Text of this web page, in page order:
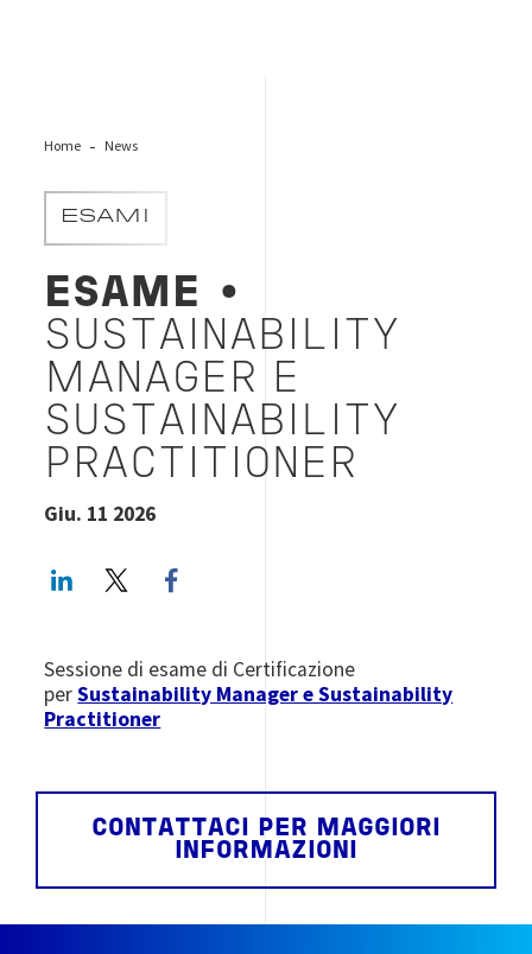
Home News
ESAMI
ESAME
•
SUSTAINABILITY
MANAGER E
SUSTAINABILITY
PRACTITIONER
Giu. 11 2026
LinkedInTwitter
Sessione di esame di Certificazione
perSustainability Manager e Sustainability
Practitioner
CONTATTACI PER MAGGIORI
INFORMAZIONI